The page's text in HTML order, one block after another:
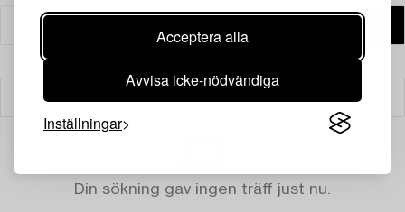
Acceptera alla
Avvisa icke-nödvändiga
Inställningar
Din sökning gav ingen träff just nu.